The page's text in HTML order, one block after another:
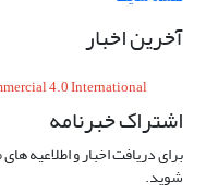
آخرین اخبار
4.0 International
اشتراک خبرنامه
برای دریافت اخبار و اطلاعیه
شوید.